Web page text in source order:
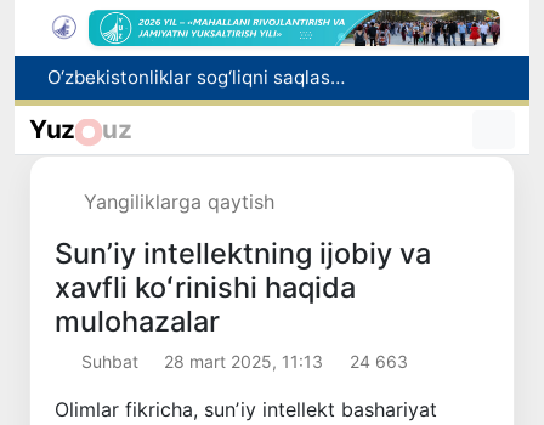
O‘zbekistonliklar sog‘liqni saqlash xizmatlariga yarim yilda 11 trln so‘mdan ziyod mablag‘ sarfladi
Nodavlat oliygohlarga talabalar o‘qishini ko‘chirish muddati 10-avgustga qadar uzaytirildi
Yuz uz
Yangiliklarga qaytish
Sunʼiy intellektning ijobiy va
xavfli koʻrinishi haqida
mulohazalar
Suhbat 28 mart 2025, 11:13 24 663
Olimlar fikricha, sunʼiy intellekt bashariyat